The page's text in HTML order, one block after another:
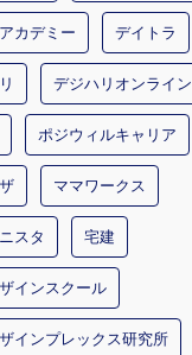
カデミー デイトラ
デジハリオンライン
ポジウィルキャリア
ママワークス
スタ 宅建
インスクール
インプレックス研究所